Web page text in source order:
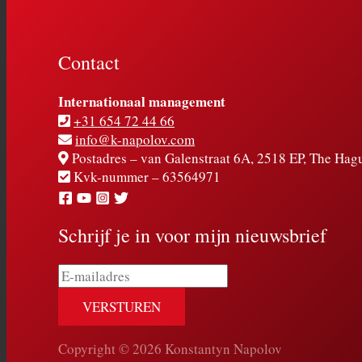
Contact
Internationaal management
+31 654 72 44 66
info@k-napolov.com
Postadres – van Galenstraat 6A, 2518 EP, The
Kvk-nummer – 63564971
Schrijf je in voor mijn nieuwsbrief
E-
mailadres
Copyright © 2026 Konstantyn Napolov